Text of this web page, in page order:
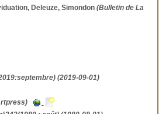
Deleuze, Simondon(Bulletin de La
(2019-09-01)